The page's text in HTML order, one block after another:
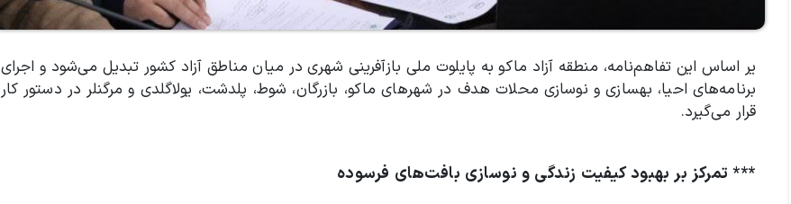
یر اساس این تفاهم‌نامه، منطقه آزاد ماکو به پایلوت ملی بازآفرینی شهری در میان مناطق آزاد کشور تبدیل می‌شود و اجرای
برنامه‌های احیا، بهسازی و نوسازی محلات هدف در شهرهای ماکو، بازرگان، شوط، پلدشت، یولاگلدی و مرگنلر در دستور کار
قرار می‌گیرد.
*** تمرکز بر بهبود کیفیت زندگی و نوسازی بافت‌های فرسوده